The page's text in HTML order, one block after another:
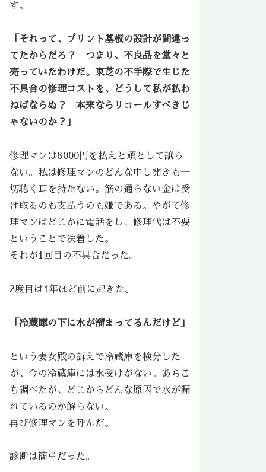
す。
「それって、プリント基板の設計が間違っ
てたからだろ？ つまり、不良品を堂々と
売っていたわけだ。東芝の不手際で生じた
不具合の修理コストを、どうして私が払わ
ねばならぬ？ 本来ならリコールすべきじ
ゃないのか？」
修理マンは8000円を払えと頑として譲ら
ない。私は修理マンのどんな申し開きも一
切聴く耳を持たない。筋の通らない金は受
け取るのも支払うのも嫌である。やがて修
理マンはどこかに電話をし、修理代は不要
ということで決着した。
それが1回目の不具合だった。
2度目は1年ほど前に起きた。
「冷蔵庫の下に水が溜まってるんだけど」
という妻女殿の訴えで冷蔵庫を検分した
が、今の冷蔵庫には水受けがない。あちこ
ち調べたが、どこからどんな原因で水が漏
れているのか解らない。
再び修理マンを呼んだ。
診断は簡単だった。